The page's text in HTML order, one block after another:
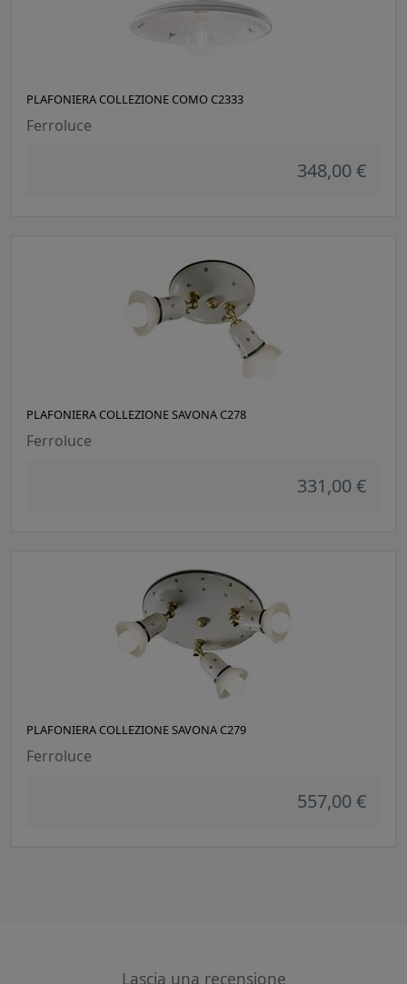
PLAFONIERA COLLEZIONE COMO C2333
Ferroluce
348,00 €
PLAFONIERA COLLEZIONE SAVONA C278
Ferroluce
331,00 €
PLAFONIERA COLLEZIONE SAVONA C279
Ferroluce
557,00 €
Lascia una recensione